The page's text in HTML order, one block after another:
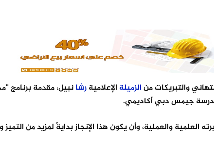
والتبريكات منالزميلة الإعلاميةرشانبيل، مقدمة برنامج
جيمس دبي أكاديمي.
العلمية والعملية، وأن يكون هذا الإنجاز بدايةً لمزيد من